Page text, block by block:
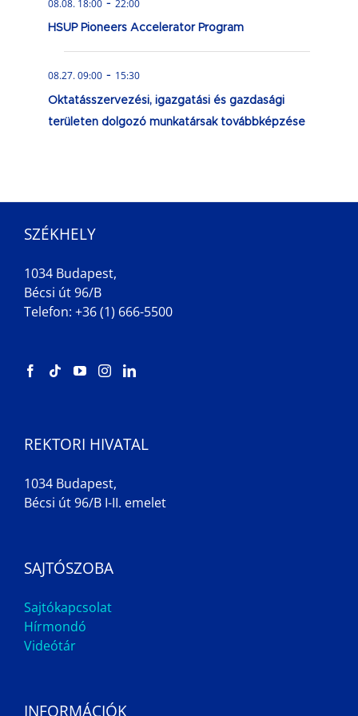
08.08. 18:00 22:00
HSUP Pioneers Accelerator Program
08.27. 09:00 - 15:30
Oktatásszervezési, igazgatási és gazdasági
területen dolgozó munkatársak továbbképzése
SZÉKHELY
1034 Budapest,
Bécsi út 96/B
Telefon: +36 (1) 666-5500
REKTORI HIVATAL
1034 Budapest,
Bécsi út 96/B I-II. emelet
SAJTÓSZOBA
Sajtókapcsolat
Hírmondó
Videótár
INFORMÁCIÓK